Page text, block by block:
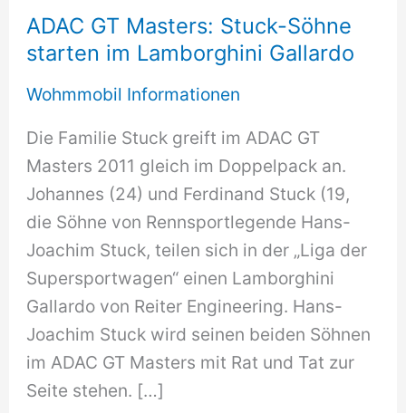
ADAC GT Masters: Stuck-Söhne
starten im Lamborghini Gallardo
Wohmmobil Informationen
Die Familie Stuck greift im ADAC GT
Masters 2011 gleich im Doppelpack an.
Johannes (24) und Ferdinand Stuck (19,
die Söhne von Rennsportlegende Hans-
Joachim Stuck, teilen sich in der „Liga der
Supersportwagen“ einen Lamborghini
Gallardo von Reiter Engineering. Hans-
Joachim Stuck wird seinen beiden Söhnen
im ADAC GT Masters mit Rat und Tat zur
Seite stehen. […]